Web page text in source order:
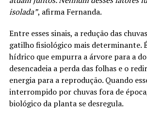
isolada”, afirma Fernanda.
Entre esses sinais, a redução das
gatilho fisiológico mais determinante.
hídrico que empurra a árvore para a
desencadeia a perda das folhas e o
energia para a reprodução. Quando
interrompido por chuvas fora de
biológico da planta se desregula.